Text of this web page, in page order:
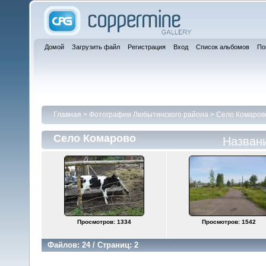
Домой Загрузить файл Регистрация Вход Список альбомов
Главная > Фотографии Любытинского района > Село
Село Комарово
Просмотров: 1334 Просмотров: 1542
Файлов: 24 / Страниц: 2